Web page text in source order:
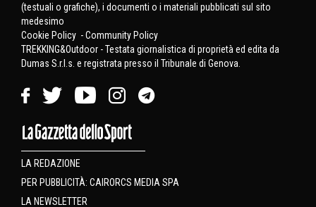
(testuali o grafiche), i documenti o i materiali pubblicati sul sito
medesimo
Cookie Policy -Community Policy
TREKKING&Outdoor - Testata giornalistica di proprietà ed edita da
Dumas S.r.l.s. e registrata presso il Tribunale di Genova.
LA REDAZIONE
PER PUBBLICITÀ: CAIRORCS MEDIA SPA
LA NEWSLETTER